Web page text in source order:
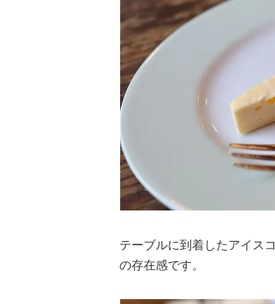
テーブルに到着したアイス
の存在感です。